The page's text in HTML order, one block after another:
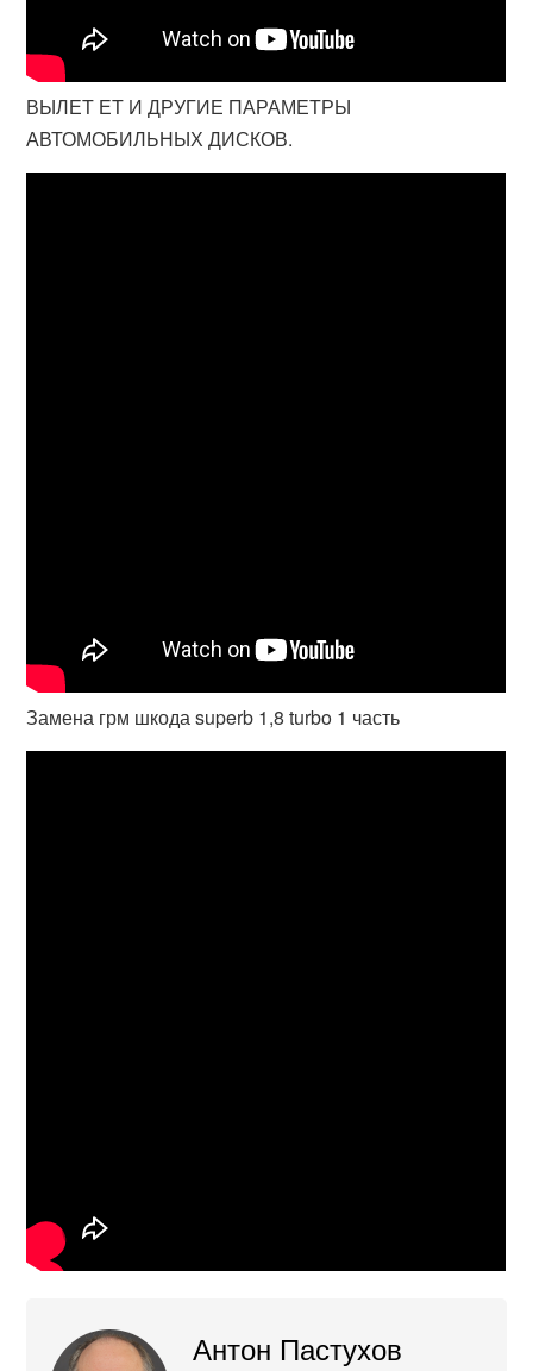
ВЫЛЕТ ЕТ И ДРУГИЕ ПАРАМЕТРЫ
АВТОМОБИЛЬНЫХ ДИСКОВ.
Замена грм шкода superb 1,8 turbo 1 часть
Антон Пастухов